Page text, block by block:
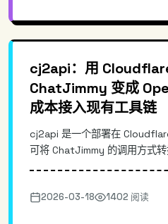
cj2api：用
ChatJimmy 变成
成本接入现有工具链
cj2api 是一个部署在
可将 ChatJimmy 的调用方式转
证。通过统一的 /v1/chat/
让现有的 OpenAI SDK、代理
2026-03-18 1402 阅读